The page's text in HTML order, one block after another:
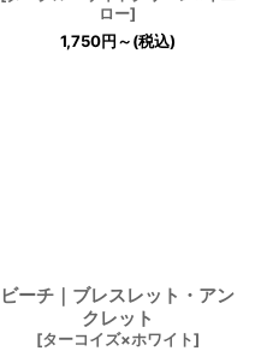
ロー]
1,750円～(税込)
ビーチ｜ブレスレット・アン
クレット
[ターコイズ×ホワイト]